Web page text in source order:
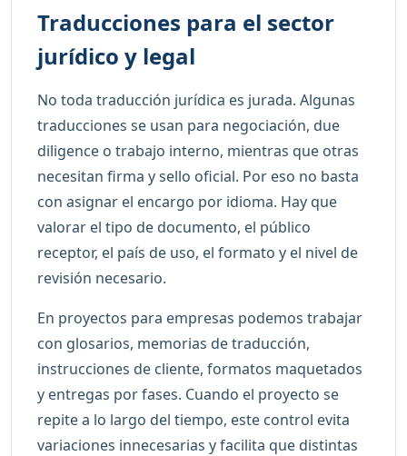
Traducciones para el sector
jurídico y legal
No toda traducción jurídica es jurada. Algunas
traducciones se usan para negociación, due
diligence o trabajo interno, mientras que otras
necesitan firma y sello oficial. Por eso no basta
con asignar el encargo por idioma. Hay que
valorar el tipo de documento, el público
receptor, el país de uso, el formato y el nivel de
revisión necesario.
En proyectos para empresas podemos trabajar
con glosarios, memorias de traducción,
instrucciones de cliente, formatos maquetados
y entregas por fases. Cuando el proyecto se
repite a lo largo del tiempo, este control evita
variaciones innecesarias y facilita que distintas